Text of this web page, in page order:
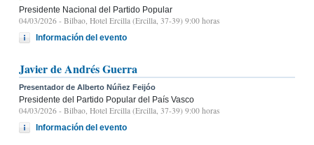
Presidente Nacional del Partido Popular
04/03/2026 - Bilbao, Hotel Ercilla (Ercilla, 37-39) 9:00 horas
Información del evento
Javier de Andrés Guerra
Presentador de Alberto Núñez Feijóo
Presidente del Partido Popular del País Vasco
04/03/2026 - Bilbao, Hotel Ercilla (Ercilla, 37-39) 9:00 horas
Información del evento